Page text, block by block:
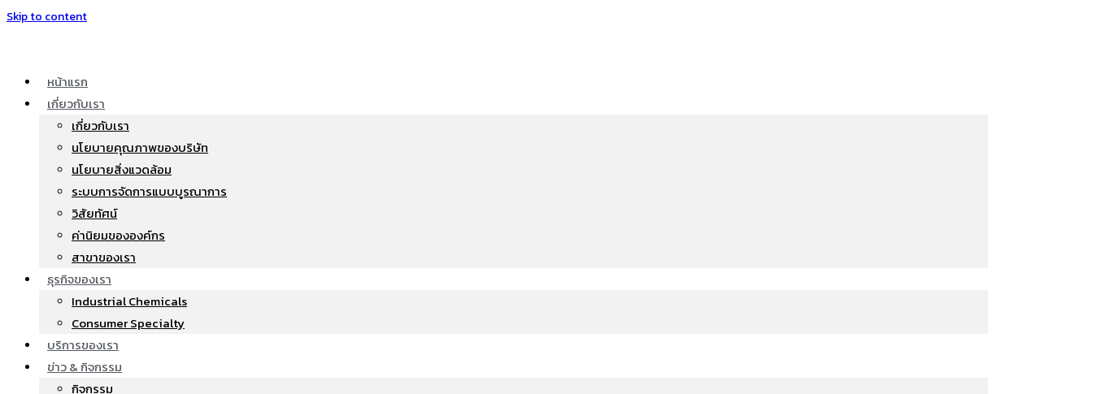
Skip to content
หน้าแรก
เกี่ยวกับเรา
เกี่ยวกับเรา
นโยบายคุณภาพของบริษัท
นโยบายสิ่งแวดล้อม
ระบบการจัดการแบบบูรณาการ
วิสัยทัศน์
ค่านิยมขององค์กร
สาขาของเรา
ธุรกิจของเรา
Industrial Chemicals
Consumer Specialty
บริการของเรา
ข่าว & กิจกรรม
กิจกรรม